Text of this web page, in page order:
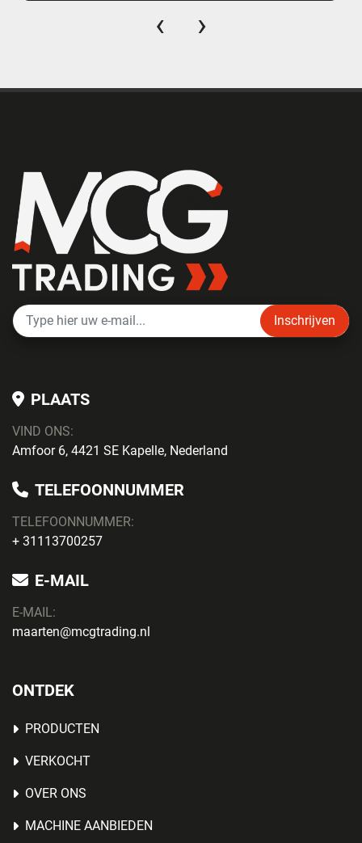
‹ ›
Inschrijven
PLAATS
VIND ONS:
Amfoor 6, 4421 SE Kapelle, Nederland
TELEFOONNUMMER
TELEFOONNUMMER:
+ 31113700257
E-MAIL
E-MAIL:
maarten@mcgtrading.nl
ONTDEK
PRODUCTEN
VERKOCHT
OVER ONS
MACHINE AANBIEDEN